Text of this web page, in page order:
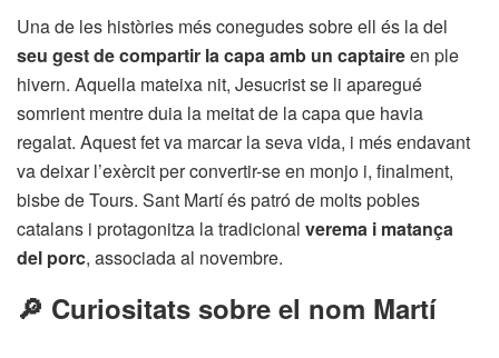
Una de les històries més conegudes sobre ell és la del
seu gest de compartir la capa amb un captaireen ple
hivern. Aquella mateixa nit, Jesucrist se li aparegué
somrient mentre duia la meitat de la capa que havia
regalat. Aquest fet va marcar la seva vida, i més endavant
va deixar l’exèrcit per convertir-se en monjo i, finalment,
bisbe de Tours. Sant Martí és patró de molts pobles
catalans i protagonitza la tradicional verema i matança
del porc, associada al novembre.
🔎 Curiositats sobre el nom Martí